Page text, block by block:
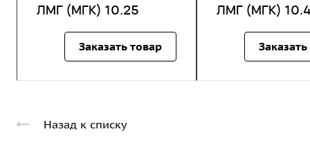
ЛМГ (МГК) 10.25
Заказать товар
ЛМГ (МГК)
Назад к списку